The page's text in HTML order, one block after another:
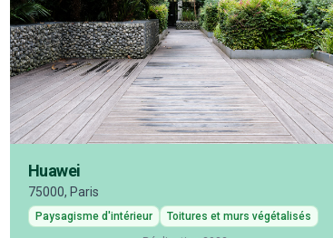
Huawei
75000, Paris
Paysagisme d'intérieur
Toitures et murs végétalisés